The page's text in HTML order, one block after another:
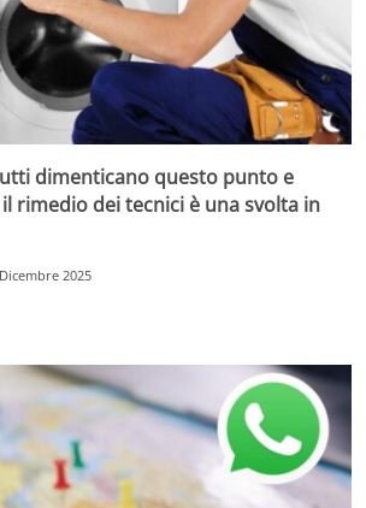
dimenticano questo punto e
rimedio dei tecnici è una svolta in
2025